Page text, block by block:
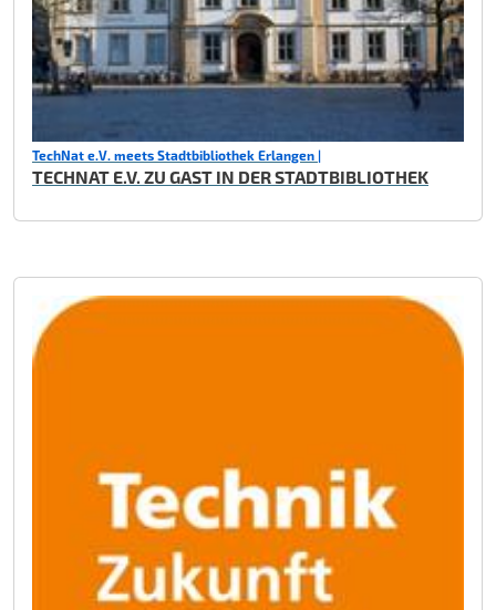
TechNat e.V. meets Stadtbibliothek Erlangen |
TECHNAT E.V. ZU GAST IN DER STADTBIBLIOTHEK